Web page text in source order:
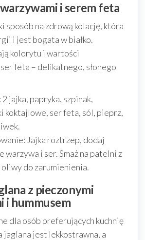
i serem feta
sposób na zdrową kolację, która
i jest bogata w białko.
kolorytu i wartości
feta – delikatnego, słonego
2 jajka, papryka, szpinak,
koktajlowe, ser feta, sól, pieprz,
Jajka roztrzep, dodaj
warzywa i ser. Smaż na patelni z
do zarumienienia.
z pieczonymi
i hummusem
dla osób preferujących kuchnię
jaglana jest lekkostrawna, a